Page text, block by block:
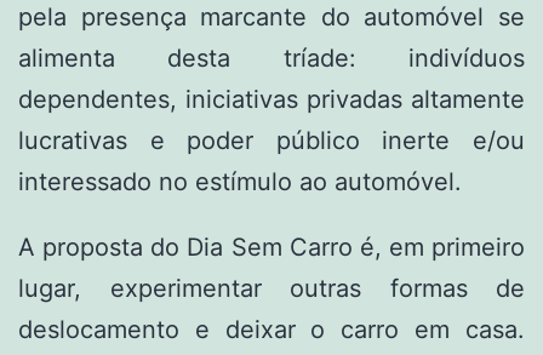
pela presença marcante do automóvel se
alimenta desta tríade: indivíduos
dependentes, iniciativas privadas altamente
lucrativas e poder público inerte e/ou
interessado no estímulo ao automóvel.
A proposta do Dia Sem Carro é, em primeiro
lugar, experimentar outras formas de
deslocamento e deixar o carro em casa.